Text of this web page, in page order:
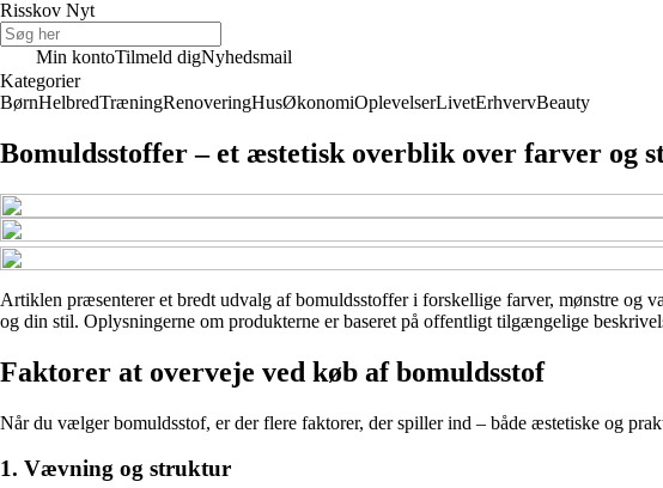
Risskov Nyt
Min kontoTilmeld digNyhedsmail
Kategorier
BørnHelbredTræningRenoveringHusØkonomiOplevelserLivetErhvervBeauty
Bomuldsstoffer – et æstetisk overblik over farver og
Artiklen præsenterer et bredt udvalg af bomuldsstoffer i forskellige farver, mønstre og
og din stil. Oplysningerne om produkterne er baseret på offentligt tilgængelige
Faktorer at overveje ved køb af bomuldsstof
Når du vælger bomuldsstof, er der flere faktorer, der spiller ind – både æstetiske og
1. Vævning og struktur